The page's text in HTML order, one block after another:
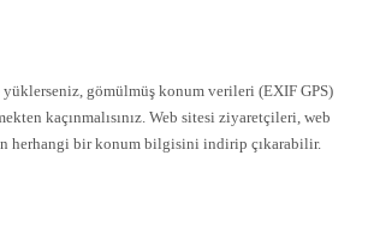
gömülmüş konum verileri (EXIF GPS)
kaçınmalısınız. Web sitesi ziyaretçileri, web
herhangi bir konum bilgisini indirip çıkarabilir.